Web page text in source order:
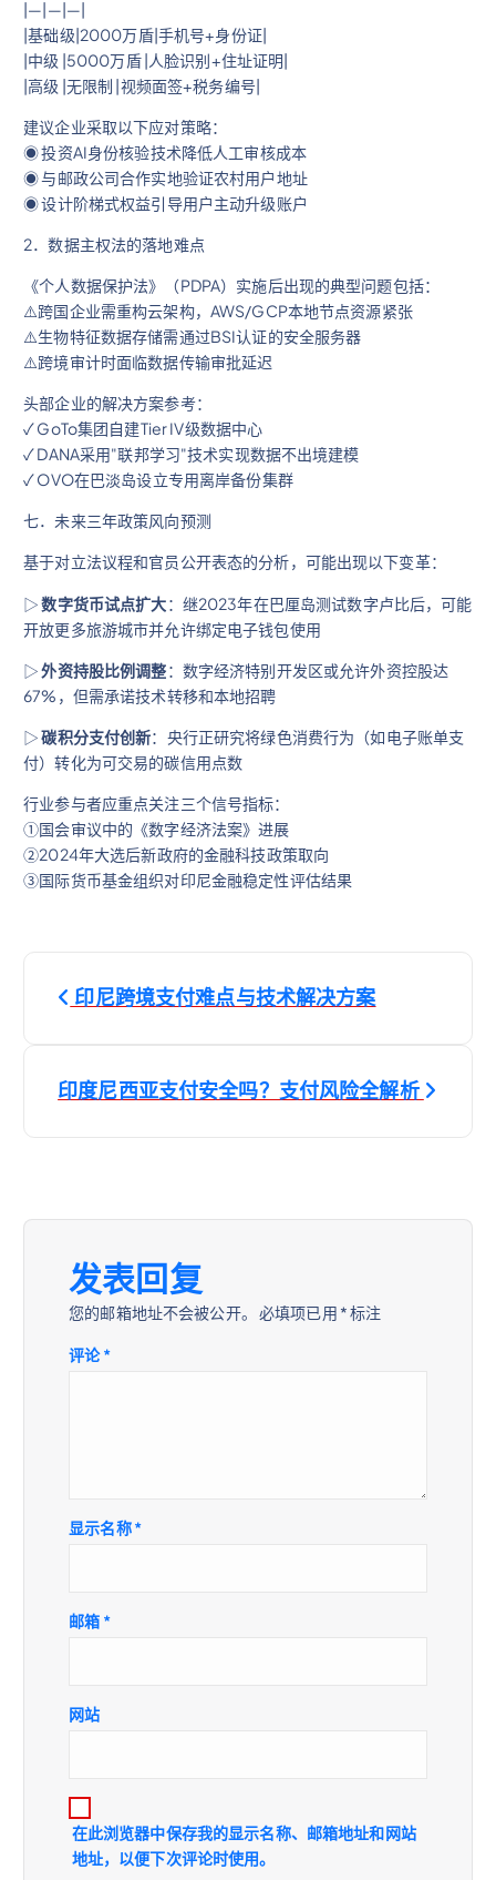
|—|—|—|
|基础级|2000万盾|手机号+身份证|
|中级 |5000万盾 |人脸识别+住址证明|
|高级 |无限制 |视频面签+税务编号|
建议企业采取以下应对策略：
◉ 投资AI身份核验技术降低人工审核成本
◉ 与邮政公司合作实地验证农村用户地址
◉ 设计阶梯式权益引导用户主动升级账户
2．数据主权法的落地难点
《个人数据保护法》（PDPA）实施后出现的典型问题包括：
⚠️跨国企业需重构云架构，AWS/GCP本地节点资源紧张
⚠️生物特征数据存储需通过BSI认证的安全服务器
⚠️跨境审计时面临数据传输审批延迟
头部企业的解决方案参考：
✓ GoTo集团自建Tier IV级数据中心
✓ DANA采用"联邦学习"技术实现数据不出境建模
✓ OVO在巴淡岛设立专用离岸备份集群
七．未来三年政策风向预测
基于对立法议程和官员公开表态的分析，可能出现以下变革：
▷数字货币试点扩大：继2023年在巴厘岛测试数字卢比后，可能
开放更多旅游城市并允许绑定电子钱包使用
▷外资持股比例调整：数字经济特别开发区或允许外资控股达
67%，但需承诺技术转移和本地招聘
▷碳积分支付创新：央行正研究将绿色消费行为（如电子账单支
付）转化为可交易的碳信用点数
行业参与者应重点关注三个信号指标：
①国会审议中的《数字经济法案》进展
②2024年大选后新政府的金融科技政策取向
③国际货币基金组织对印尼金融稳定性评估结果
文
导
印尼跨境支付难点与技术解决方案
印度尼西亚支付安全吗？支付风险全解析
发表回复
您的邮箱地址不会被公开。 必填项已用 *标注
评论*
显示名称*
邮箱 *
网站
在此浏览器中保存我的显示名称、邮箱地址和网站
地址，以便下次评论时使用。